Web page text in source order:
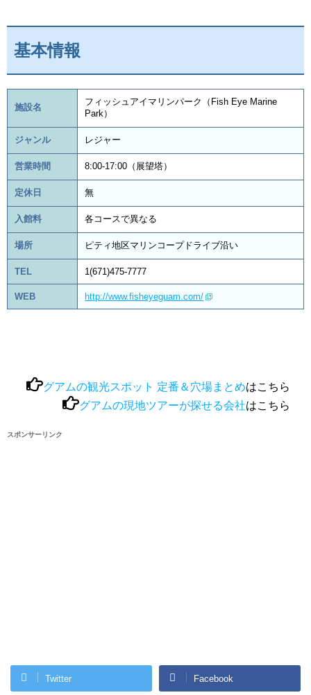
基本情報
施設名
フィッシュアイマリンパーク（Fish Eye Marine
Park）
ジャンル レジャー
営業時間 8:00-17:00（展望塔）
定休日 無
入館料 各コースで異なる
場所 ピティ地区マリンコープドライブ沿い
TEL 1(671)475-7777
WEB http://www.fisheyeguam.com/
グアムの観光スポット 定番＆穴場まとめはこちら
グアムの現地ツアーが探せる会社はこちら
スポンサーリンク
Twitter Facebook